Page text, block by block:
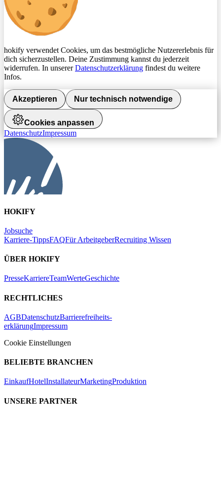
hokify verwendet Cookies, um das bestmögliche Nutzererlebnis für
dich sicherzustellen. Deine Zustimmung kannst du jederzeit
widerrufen. In unsererDatenschutzerklärung findest du weitere
Infos.
Akzeptieren Nur technisch notwendige
Cookies anpassen
DatenschutzImpressum
HOKIFY
Jobsuche
Karriere-TippsFAQFür ArbeitgeberRecruiting Wissen
ÜBER HOKIFY
PresseKarriereTeamWerteGeschichte
RECHTLICHES
AGBDatenschutzBarrierefreiheits-
erklärungImpressum
Cookie Einstellungen
BELIEBTE BRANCHEN
EinkaufHotelInstallateurMarketingProduktion
UNSERE PARTNER